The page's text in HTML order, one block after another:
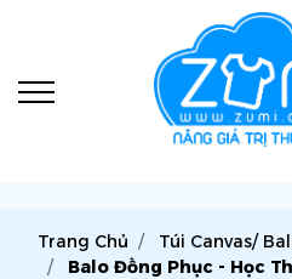
Trang Chủ
Túi Canvas/
Balo Đồng Phục - Học